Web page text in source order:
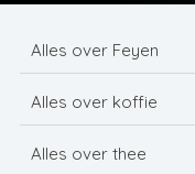
Alles over Feyen
Alles over koffie
Alles over thee